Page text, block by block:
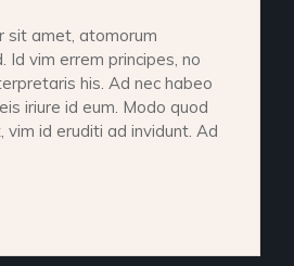
sit amet, atomorum
Id vim errem principes, no
his. Ad nec habeo
iriure id eum. Modo quod
vim id eruditi ad invidunt. Ad